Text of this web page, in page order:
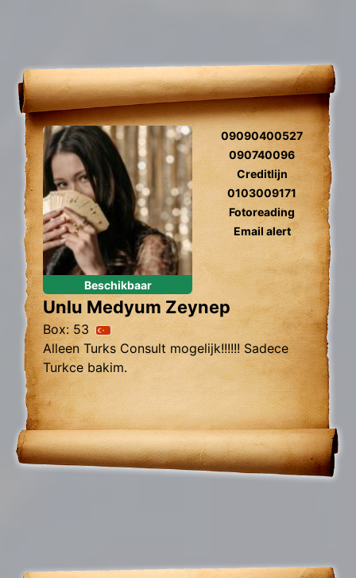
Beschikbaar
09090400527
090740096
Creditlijn
0103009171
Fotoreading
Email alert
Unlu Medyum Zeynep
Box: 53
Alleen Turks Consult mogelijk!!!!!! Sadece
Turkce bakim.